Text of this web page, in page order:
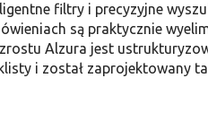
filtry i precyzyjne
są praktycznie
Alzura jest
i został zaprojektowany